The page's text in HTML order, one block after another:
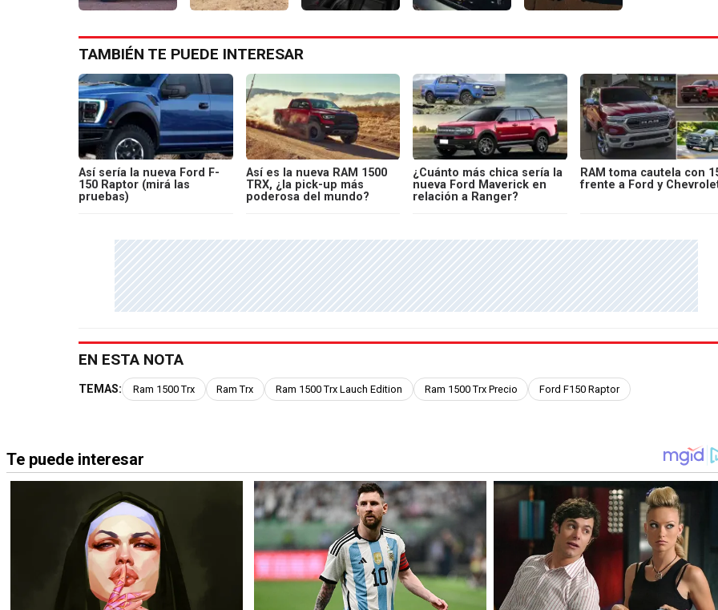
TAMBIÉN TE PUEDE INTERESAR
Así sería la nueva Ford F-
150 Raptor (mirá las
pruebas)
Así es la nueva RAM 1500
TRX, ¿la pick-up más
poderosa del mundo?
¿Cuánto más chica sería la
nueva Ford Maverick en
relación a Ranger?
RAM toma cautela con
frente a Ford y
EN ESTA NOTA
TEMAS: Ram 1500 Trx Ram Trx Ram 1500 Trx Lauch Edition Ram 1500 Trx Precio Ford F150 Raptor